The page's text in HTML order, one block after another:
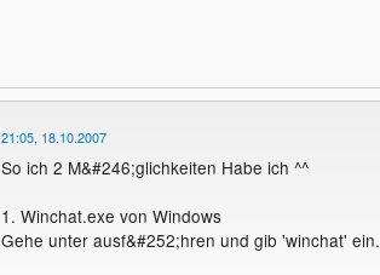
21:05, 18.10.2007
So ich 2 M&#246;glichkeiten Habe ich ^^
1. Winchat.exe von Windows
Gehe unter ausf&#252;hren und gib 'winchat' ein.